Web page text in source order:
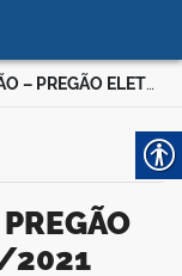
de
AVISO DE LICITAÇÃO – PREGÃO ELETRÔNICO SRP 006/2021
2021